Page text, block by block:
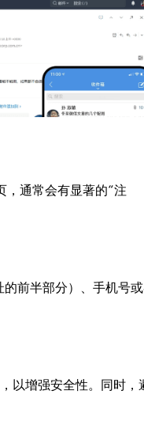
通常会有显著的“注
前半部分）、手机号
以增强安全性。同时，